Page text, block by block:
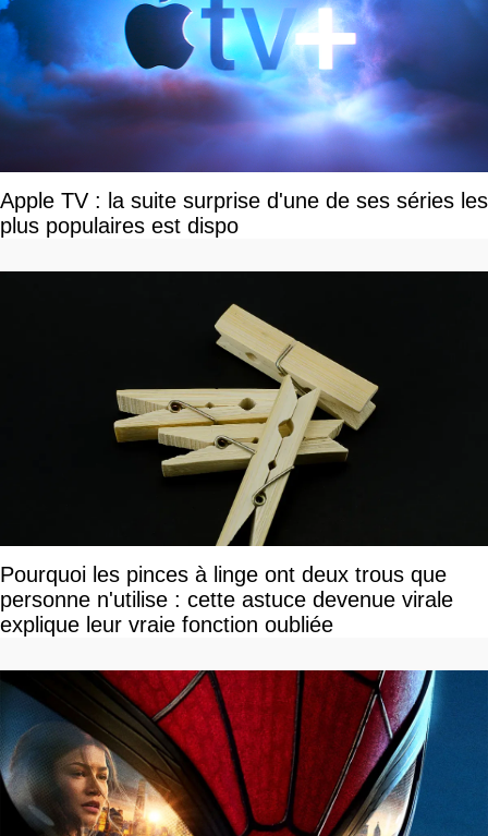
Apple TV : la suite surprise d'une de ses séries les
plus populaires est dispo
Pourquoi les pinces à linge ont deux trous que
personne n'utilise : cette astuce devenue virale
explique leur vraie fonction oubliée